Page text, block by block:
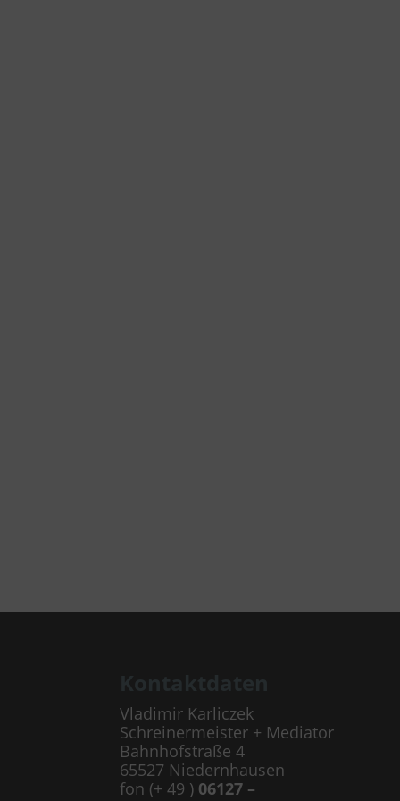
Vladimir Karliczek
Schreinermeister + Mediator
Bahnhofstraße 4
65527 Niedernhausen
fon (+ 49 ) 06127 –